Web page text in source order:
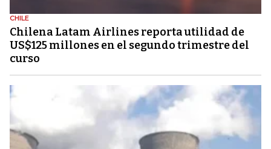
CHILE
Chilena Latam Airlines reporta utilidad de
US$125 millones en el segundo trimestre del
curso